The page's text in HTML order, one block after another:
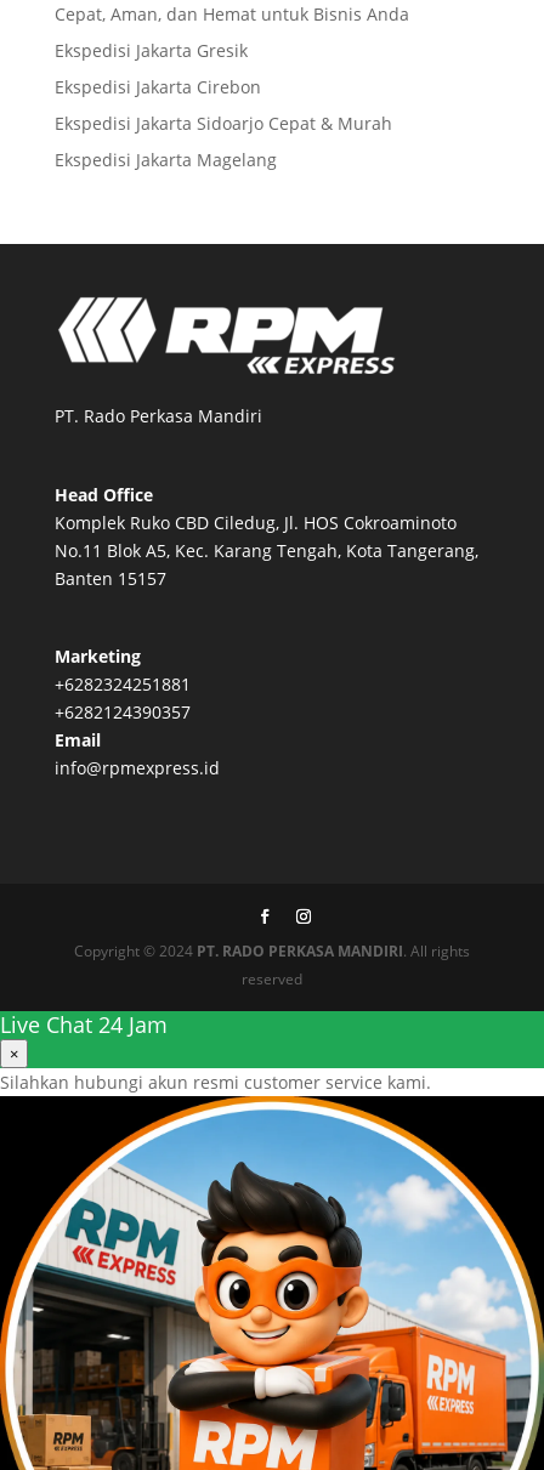
Cepat, Aman, dan Hemat untuk Bisnis Anda
Ekspedisi Jakarta Gresik
Ekspedisi Jakarta Cirebon
Ekspedisi Jakarta Sidoarjo Cepat & Murah
Ekspedisi Jakarta Magelang
PT. Rado Perkasa Mandiri
Head Office
Komplek Ruko CBD Ciledug, Jl. HOS Cokroaminoto
No.11 Blok A5, Kec. Karang Tengah, Kota Tangerang,
Banten 15157
Marketing
+6282324251881
+6282124390357
Email
info@rpmexpress.id
Copyright © 2024 PT. RADO PERKASA MANDIRI. All rights
reserved
Live Chat 24 Jam
×
Silahkan hubungi akun resmi customer service kami.